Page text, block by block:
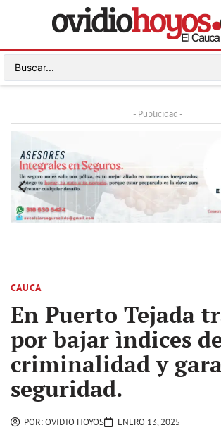
- Publicidad -
CAUCA
En Puerto Tejada
por bajar ìndices
criminalidad y
seguridad.
POR:OVIDIO HOYOS ENERO 13, 2025